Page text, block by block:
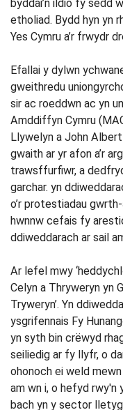
byddai’n ildio fy sedd
etholiad. Bydd hyn yn
Yes Cymru a’r frwydr
Efallai y dylwn
gweithredu
sir ac roeddwn ac yn
Amddiffyn Cymru
Llywelyn a John
gwaith ar yr afon a’r
trawsffurfiwr, a
garchar. yn
o’r protestiadau
hwnnw cefais fy
ddiweddarach ar sail
Ar lefel mwy
Celyn a Thryweryn yn
Tryweryn’. Yn
ysgrifennais Fy
yn syth bin crëwyd
seiliedig ar fy llyfr, o
ohonoch ei weld
am wn i, o hefyd rwy'n
bach yn y sector